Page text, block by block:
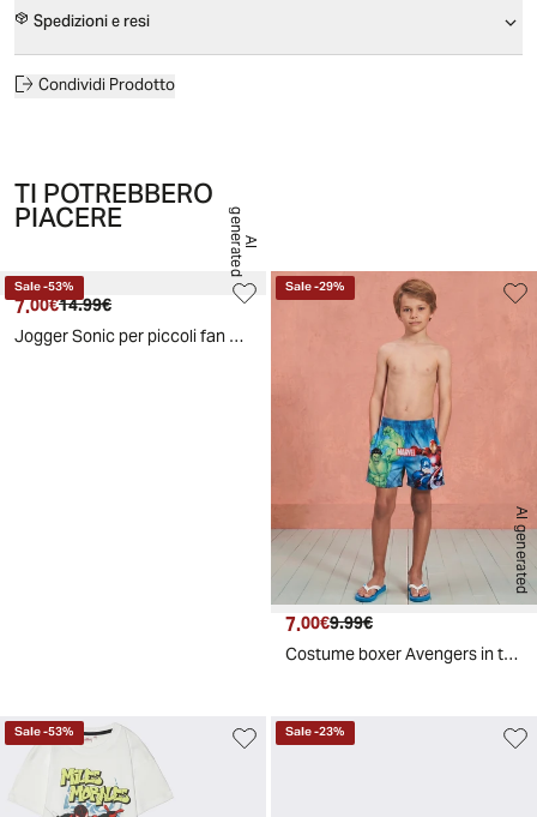
Spedizioni e resi
Condividi Prodotto
TI POTREBBERO
PIACERE A
I
g
e
n
e
r
a
t
e
d
Sale-53%
Prezzo attuale
7.00€ Prezzo originale
14.99€
Jogger Sonic per piccoli fan avventurosi - Blu cobalto
AI generated
Sale-29%
Prezzo attuale
7.00€ Prezzo originale
9.99€
Costume boxer Avengers in tessuto elastico - Blu
Sale-53% Sale-23%